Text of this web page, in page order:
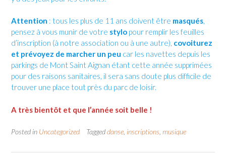
Attention : tous les plus de 11 ans doivent être masqués,
pensez à vous munir de votre stylo pour remplir les feuilles
d’inscription (à notre association ou à une autre), covoiturez
et prévoyez de marcher un peu car les navettes depuis les
parkings de Mont Saint Aignan étant cette année supprimées
pour des raisons sanitaires, il sera sans doute plus difficile de
trouver une place tout près du parc de loisir.
A très bientôt et que l’année soit belle !
Posted in Uncategorized Taggeddanse inscriptions musique